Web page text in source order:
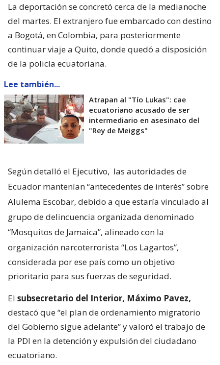
La deportación se concretó cerca de la medianoche
del martes. El extranjero fue embarcado con destino
a Bogotá, en Colombia, para posteriormente
continuar viaje a Quito, donde quedó a disposición
de la policía ecuatoriana.
Lee también...
Atrapan al "Tío Lukas": cae
ecuatoriano acusado de ser
intermediario en asesinato del
"Rey de Meiggs"
Según detalló el Ejecutivo, las autoridades de
Ecuador mantenían “antecedentes de interés” sobre
Alulema Escobar, debido a que estaría vinculado al
grupo de delincuencia organizada denominado
“Mosquitos de Jamaica”, alineado con la
organización narcoterrorista “Los Lagartos”,
considerada por ese país como un objetivo
prioritario para sus fuerzas de seguridad.
El subsecretario del Interior, Máximo Pavez,
destacó que “el plan de ordenamiento migratorio
del Gobierno sigue adelante” y valoró el trabajo de
la PDI en la detención y expulsión del ciudadano
ecuatoriano.